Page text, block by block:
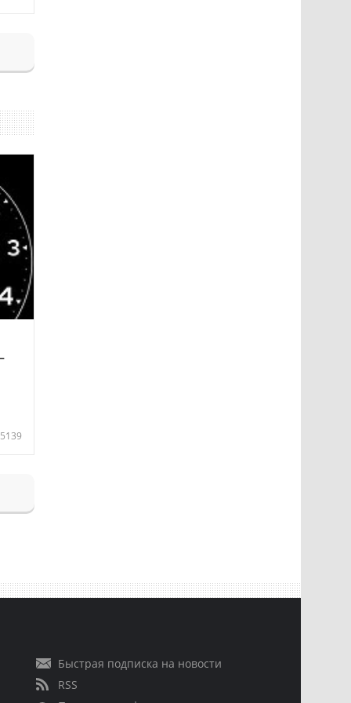
5139
Быстрая подписка на новости
RSS